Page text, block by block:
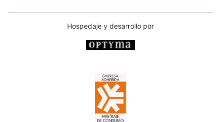
Hospedaje y desarrollo por